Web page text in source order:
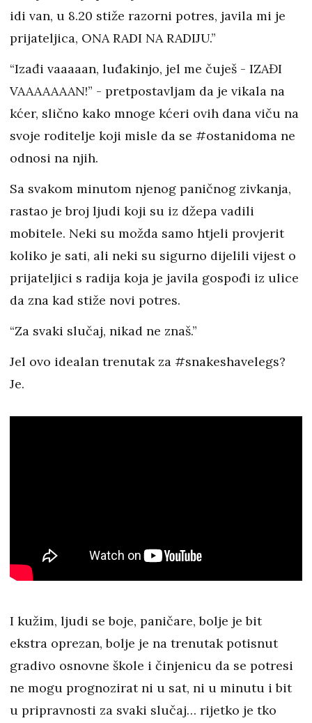
idi van, u 8.20 stiže razorni potres, javila mi je
prijateljica, ONA RADI NA RADIJU.”
“Izađi vaaaaan, luđakinjo, jel me čuješ - IZAĐI
VAAAAAAAN!” - pretpostavljam da je vikala na
kćer, slično kako mnoge kćeri ovih dana viču na
svoje roditelje koji misle da se #ostanidoma ne
odnosi na njih.
Sa svakom minutom njenog paničnog zivkanja,
rastao je broj ljudi koji su iz džepa vadili
mobitele. Neki su možda samo htjeli provjerit
koliko je sati, ali neki su sigurno dijelili vijest o
prijateljici s radija koja je javila gospođi iz ulice
da zna kad stiže novi potres.
“Za svaki slučaj, nikad ne znaš.”
Jel ovo idealan trenutak za #snakeshavelegs?
Je.
I kužim, ljudi se boje, paničare, bolje je bit
ekstra oprezan, bolje je na trenutak potisnut
gradivo osnovne škole i činjenicu da se potresi
ne mogu prognozirat ni u sat, ni u minutu i bit
u pripravnosti za svaki slučaj… rijetko je tko